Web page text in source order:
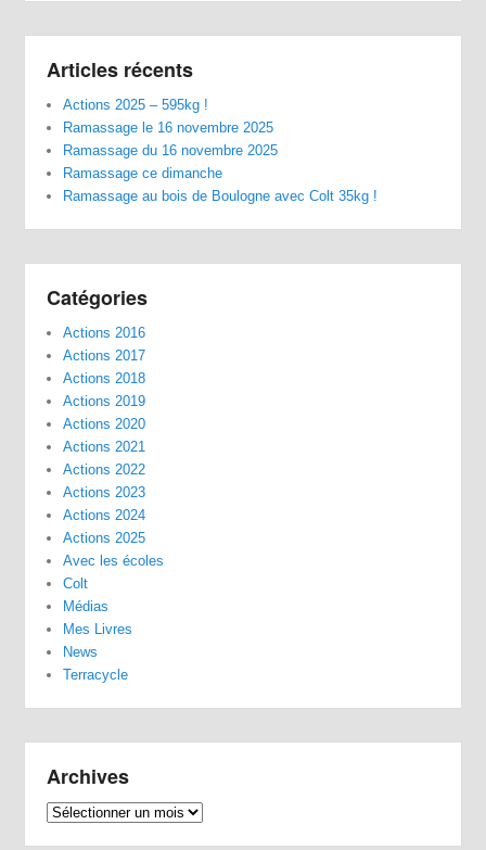
Articles récents
Actions 2025 – 595kg !
Ramassage le 16 novembre 2025
Ramassage du 16 novembre 2025
Ramassage ce dimanche
Ramassage au bois de Boulogne avec Colt 35kg !
Catégories
Actions 2016
Actions 2017
Actions 2018
Actions 2019
Actions 2020
Actions 2021
Actions 2022
Actions 2023
Actions 2024
Actions 2025
Avec les écoles
Colt
Médias
Mes Livres
News
Terracycle
Archives
Archives